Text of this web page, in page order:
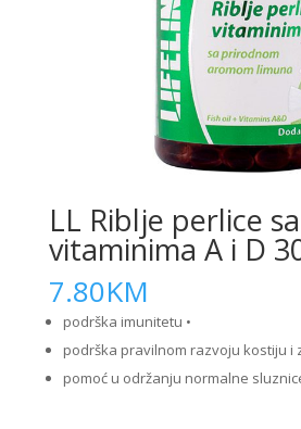
LL Riblje perlice sa
vitaminima A i D
7.80KM
podrška imunitetu •
podrška pravilnom razvoju kostiju i
pomoć u održanju normalne